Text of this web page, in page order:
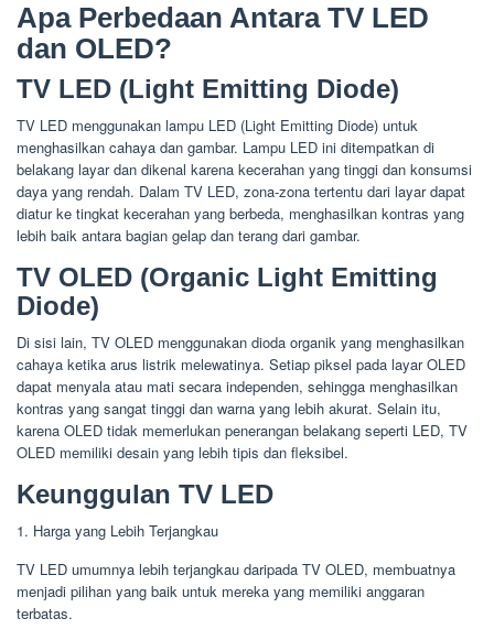
Apa Perbedaan Antara TV LED
dan OLED?
TV LED (Light Emitting Diode)
TV LED menggunakan lampu LED (Light Emitting Diode) untuk
menghasilkan cahaya dan gambar. Lampu LED ini ditempatkan di
belakang layar dan dikenal karena kecerahan yang tinggi dan konsumsi
daya yang rendah. Dalam TV LED, zona-zona tertentu dari layar dapat
diatur ke tingkat kecerahan yang berbeda, menghasilkan kontras yang
lebih baik antara bagian gelap dan terang dari gambar.
TV OLED (Organic Light Emitting
Diode)
Di sisi lain, TV OLED menggunakan dioda organik yang menghasilkan
cahaya ketika arus listrik melewatinya. Setiap piksel pada layar OLED
dapat menyala atau mati secara independen, sehingga menghasilkan
kontras yang sangat tinggi dan warna yang lebih akurat. Selain itu,
karena OLED tidak memerlukan penerangan belakang seperti LED, TV
OLED memiliki desain yang lebih tipis dan fleksibel.
Keunggulan TV LED
1. Harga yang Lebih Terjangkau
TV LED umumnya lebih terjangkau daripada TV OLED, membuatnya
menjadi pilihan yang baik untuk mereka yang memiliki anggaran
terbatas.